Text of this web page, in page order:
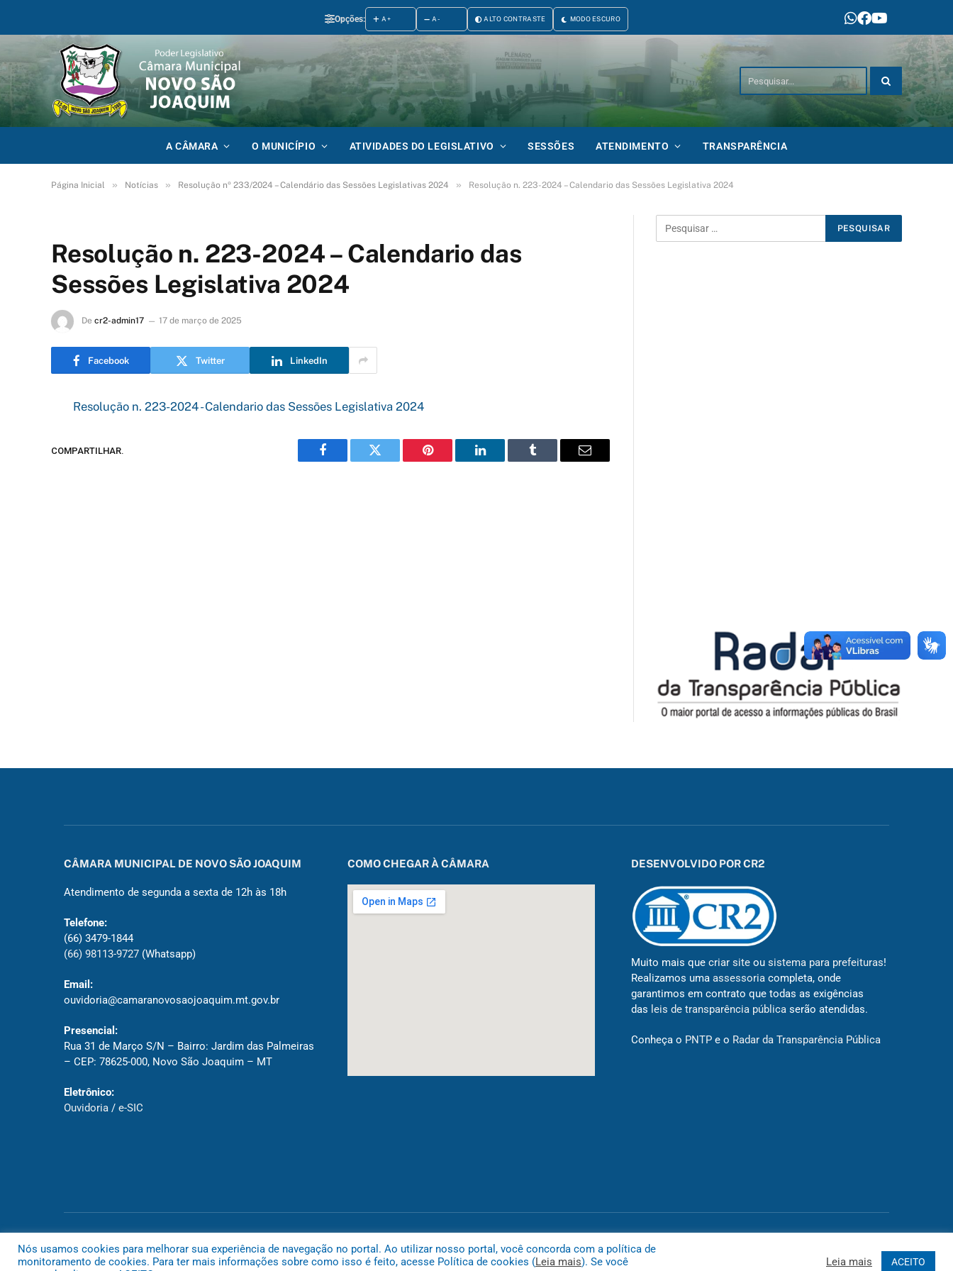
Opções: A+ A- ALTO CONTRASTE MODO ESCURO
A CÂMARA O MUNICÍPIO ATIVIDADES DO LEGISLATIVO SESSÕES ATENDIMENTO TRANSPARÊNCIA
Página Inicial » Notícias » Resolução nº 233/2024 – Calendário das Sessões Legislativas 2024 » Resolução n. 223-2024 – Calendario das Sessões Legislativa 2024
Resolução n. 223-2024 – Calendario das
Sessões Legislativa 2024
De cr2-admin17 17 de março de 2025
Facebook Twitter LinkedIn
Resolução n. 223-2024 - Calendario das Sessões Legislativa 2024
COMPARTILHAR.
Facebook Twitter Pinterest LinkedIn Tumblr
E-
CÂMARA MUNICIPAL DE NOVO SÃO JOAQUIM
Atendimento de segunda a sexta de 12h às 18h
Telefone:
(66) 3479-1844
(66) 98113-9727 (Whatsapp)
Email:
ouvidoria@camaranovosaojoaquim.mt.gov.br
Presencial:
Rua 31 de Março S/N – Bairro: Jardim das Palmeiras
– CEP: 78625-000, Novo São Joaquim – MT
Eletrônico:
Ouvidoria / e-SIC
COMO CHEGAR À CÂMARA DESENVOLVIDO POR CR2
Muito mais que criar siteou sistema para prefeituras!
Realizamos uma assessoria completa, onde
garantimos em contrato que todas as exigências
das leis de transparência pública serão atendidas.
Conheça o PNTPe o Radar da Transparência Pública
Nós usamos cookies para melhorar sua experiência de navegação no portal. Ao utilizar nosso portal, você concorda com a política de
monitoramento de cookies. Para ter mais informações sobre como isso é feito, acesse Política de cookies (Leia mais). Se você
Leia mais ACEITO